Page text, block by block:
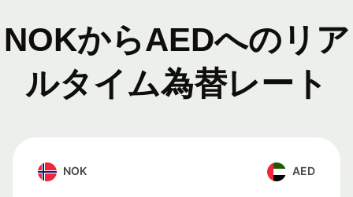
NOKからAEDへのリア
ルタイム為替レート
NOK AED